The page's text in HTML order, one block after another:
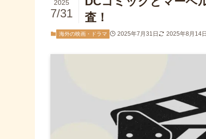
査！
2025
7/31
海外の映画・ドラマ 2025年7月31日 2025年8月14日